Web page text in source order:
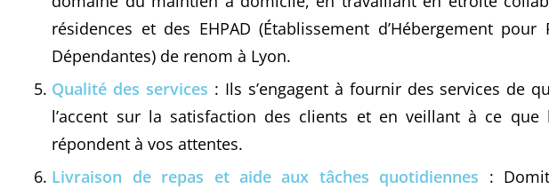
résidences et des EHPAD (Établissement d’Hébergement pour
Dépendantes) de renom à Lyon.
Qualité des services : Ils s’engagent à fournir des services de
l’accent sur la satisfaction des clients et en veillant à ce que
répondent à vos attentes.
Livraison de repas et aide aux tâches quotidiennes :